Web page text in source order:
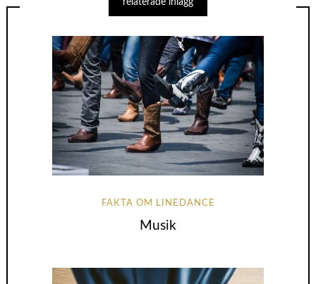
FAKTA OM LINEDANCE
Musik